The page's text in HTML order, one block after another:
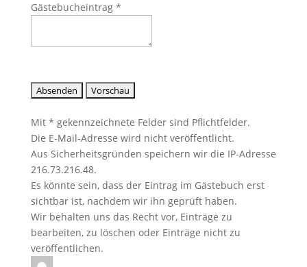
Gästebucheintrag *
Mit * gekennzeichnete Felder sind Pflichtfelder.
Die E-Mail-Adresse wird nicht veröffentlicht.
Aus Sicherheitsgründen speichern wir die IP-Adresse
216.73.216.48.
Es könnte sein, dass der Eintrag im Gästebuch erst
sichtbar ist, nachdem wir ihn geprüft haben.
Wir behalten uns das Recht vor, Einträge zu
bearbeiten, zu löschen oder Einträge nicht zu
veröffentlichen.